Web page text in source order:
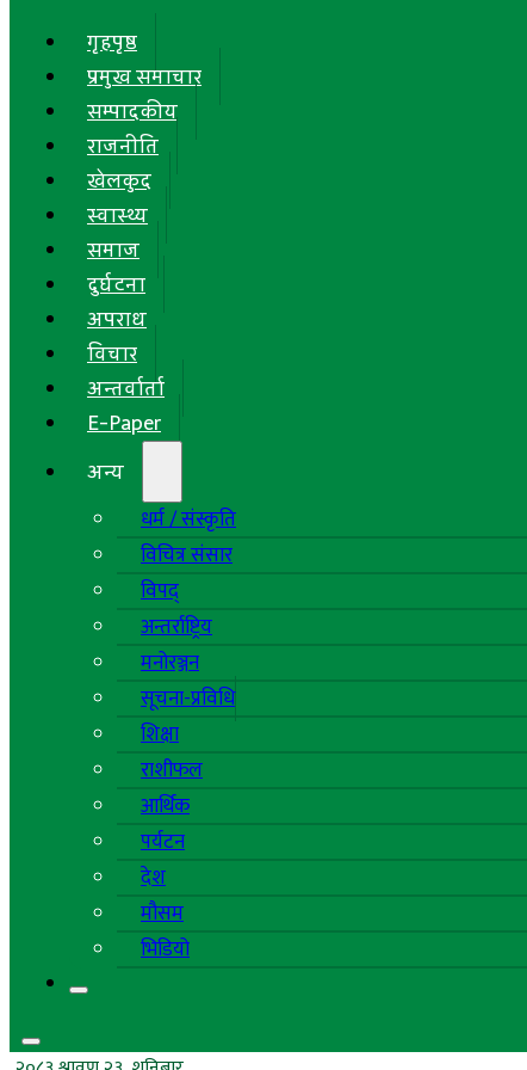
गृहपृष्ठ
प्रमुख समाचार
सम्पादकीय
राजनीति
खेलकुद
स्वास्थ्य
समाज
दुर्घटना
अपराध
विचार
अन्तर्वार्ता
E-Paper
अन्य
धर्म / संस्कृति
विचित्र संसार
विपद्
अन्तर्राष्ट्रिय
मनोरञ्जन
सूचना-प्रविधि
शिक्षा
राशीफल
आर्थिक
पर्यटन
देश
मौसम
भिडियो